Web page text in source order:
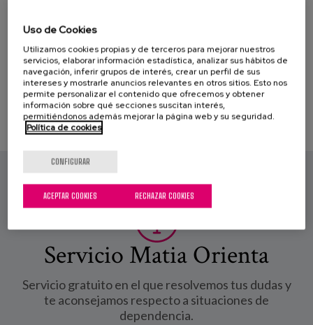
Prensa
Trabaja con nosotros
Canal de denuncias
PROFESIONALES
Servicio Matia Orienta
Servicio gratuito en el que resolvemos tus dudas y
te aconsejamos respecto a situaciones de
dependencia.
Uso de Cookies
Utilizamos cookies propias y de terceros para mejorar nuestros
servicios, elaborar información estadística, analizar sus hábitos de
navegación, inferir grupos de interés, crear un perfil de sus
intereses y mostrarle anuncios relevantes en otros sitios. Esto nos
permite personalizar el contenido que ofrecemos y obtener
información sobre qué secciones suscitan interés,
permitiéndonos además mejorar la página web y su seguridad.
Política de cookies
CONFIGURAR
RECHAZAR COOKIES
ACEPTAR COOKIES